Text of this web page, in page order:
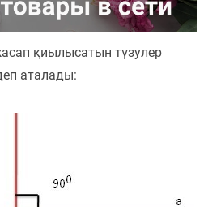
қиылысатын түзулер
аталады: